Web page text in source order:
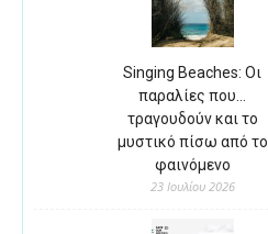
Singing Beaches: Οι
παραλίες που…
τραγουδούν και το
μυστικό πίσω από το
φαινόμενο
23 Ιουλίου 2026